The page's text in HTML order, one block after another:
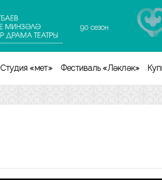
90 сезон
Студия «Өмет» Фестиваль «Ләкләк»